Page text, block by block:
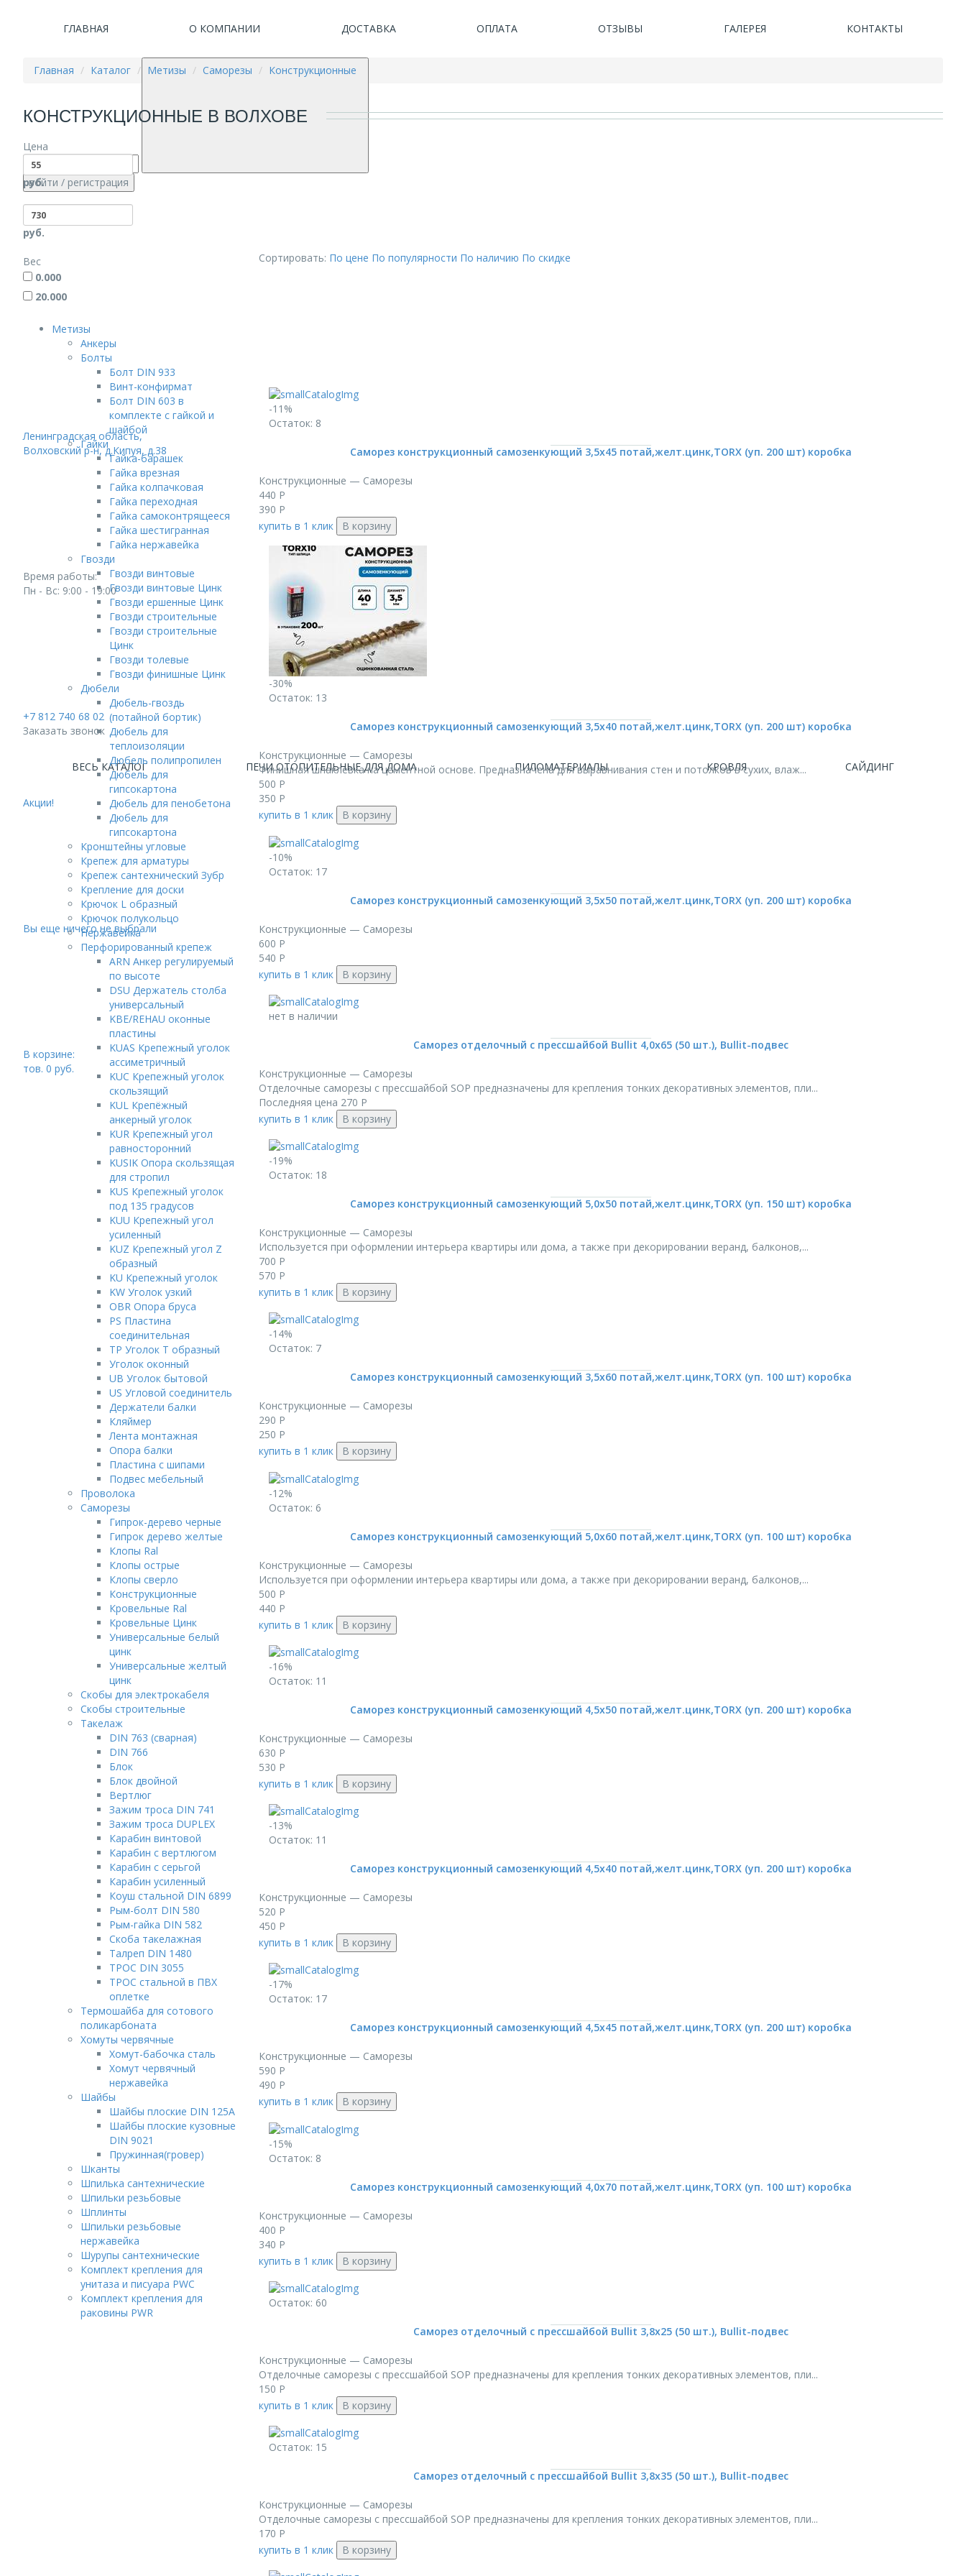
ГЛАВНАЯ О КОМПАНИИ ДОСТАВКА ОПЛАТА ОТЗЫВЫ ГАЛЕРЕЯ КОНТАКТЫ
войти / регистрация
Ленинградская область,
Волховский р-н, д.Кипуя, д.38
Время работы:
Пн - Вс: 9:00 - 19:00
+7 812 740 68 02
Заказать звонок
ВЕСЬ КАТАЛОГ ПЕЧИ ОТОПИТЕЛЬНЫЕ ДЛЯ ДОМА ПИЛОМАТЕРИАЛЫ КРОВЛЯ САЙДИНГ
Акции!
Вы еще ничего не выбрали
В корзине:
тов. 0 руб.
Главная Каталог Метизы Саморезы Конструкционные
КОНСТРУКЦИОННЫЕ В ВОЛХОВЕ
Цена
руб.
руб.
Вес
0.000
20.000
Метизы
Анкеры
Болты
Болт DIN 933
Винт-конфирмат
Болт DIN 603 в
комплекте с гайкой и
шайбой
Гайки
Гайка-барашек
Гайка врезная
Гайка колпачковая
Гайка переходная
Гайка самоконтрящееся
Гайка шестигранная
Гайка нержавейка
Гвозди
Гвозди винтовые
Гвозди винтовые Цинк
Гвозди ершенные Цинк
Гвозди строительные
Гвозди строительные
Цинк
Гвозди толевые
Гвозди финишные Цинк
Дюбели
Дюбель-гвоздь
(потайной бортик)
Дюбель для
теплоизоляции
Дюбель полипропилен
Дюбель для
гипсокартона
Дюбель для пенобетона
Дюбель для
гипсокартона
Кронштейны угловые
Крепеж для арматуры
Крепеж сантехнический Зубр
Крепление для доски
Крючок L образный
Крючок полукольцо
Нержавейка
Перфорированный крепеж
ARN Анкер регулируемый
по высоте
DSU Держатель столба
универсальный
KBE/REHAU оконные
пластины
KUAS Крепежный уголок
ассиметричный
KUC Крепежный уголок
скользящий
KUL Крепёжный
анкерный уголок
KUR Крепежный угол
равносторонний
KUSIK Опора скользящая
для стропил
KUS Крепежный уголок
под 135 градусов
KUU Крепежный угол
усиленный
KUZ Крепежный угол Z
образный
KU Крепежный уголок
KW Уголок узкий
OBR Опора бруса
PS Пластина
соединительная
TP Уголок Т образный
Уголок оконный
UB Уголок бытовой
US Угловой соединитель
Держатели балки
Кляймер
Лента монтажная
Опора балки
Пластина с шипами
Подвес мебельный
Проволока
Саморезы
Гипрок-дерево черные
Гипрок дерево желтые
Клопы Ral
Клопы острые
Клопы сверло
Конструкционные
Кровельные Ral
Кровельные Цинк
Универсальные белый
цинк
Универсальные желтый
цинк
Скобы для электрокабеля
Скобы строительные
Такелаж
DIN 763 (сварная)
DIN 766
Блок
Блок двойной
Вертлюг
Зажим троса DIN 741
Зажим троса DUPLEX
Карабин винтовой
Карабин с вертлюгом
Карабин с серьгой
Карабин усиленный
Коуш стальной DIN 6899
Рым-болт DIN 580
Рым-гайка DIN 582
Скоба такелажная
Талреп DIN 1480
ТРОС DIN 3055
ТРОС стальной в ПВХ
оплетке
Термошайба для сотового
поликарбоната
Хомуты червячные
Хомут-бабочка cталь
Хомут червячный
нержавейка
Шайбы
Шайбы плоские DIN 125A
Шайбы плоские кузовные
DIN 9021
Пружинная(гровер)
Шканты
Шпилька сантехнические
Шпильки резьбовые
Шплинты
Шпильки резьбовые
нержавейка
Шурупы сантехнические
Комплект крепления для
унитаза и писуара PWC
Комплект крепления для
раковины PWR
Сортировать: По цене По популярности По наличию По скидке
-11%
Остаток: 8
Саморез конструкционный самозенкующий 3,5х45 потай,желт.цинк,TORX (уп. 200 шт) коробка
Конструкционные — Саморезы
440 Р
390 Р
купить в 1 клик
В корзину
-30%
Остаток: 13
Саморез конструкционный самозенкующий 3,5х40 потай,желт.цинк,TORX (уп. 200 шт) коробка
Конструкционные — Саморезы
Финишная шпаклевка на цементной основе. Предназначена для выравнивания стен и потолков в сухих, влаж...
500 Р
350 Р
купить в 1 клик
В корзину
-10%
Остаток: 17
Саморез конструкционный самозенкующий 3,5х50 потай,желт.цинк,TORX (уп. 200 шт) коробка
Конструкционные — Саморезы
600 Р
540 Р
купить в 1 клик
В корзину
нет в наличии
Саморез отделочный с прессшайбой Bullit 4,0х65 (50 шт.), Bullit-подвес
Конструкционные — Саморезы
Отделочные саморезы с прессшайбой SOP предназначены для крепления тонких декоративных элементов, пли...
Последняя цена 270 Р
купить в 1 клик
В корзину
-19%
Остаток: 18
Саморез конструкционный самозенкующий 5,0х50 потай,желт.цинк,TORX (уп. 150 шт) коробка
Конструкционные — Саморезы
Используется при оформлении интерьера квартиры или дома, а также при декорировании веранд, балконов,...
700 Р
570 Р
купить в 1 клик
В корзину
-14%
Остаток: 7
Саморез конструкционный самозенкующий 3,5х60 потай,желт.цинк,TORX (уп. 100 шт) коробка
Конструкционные — Саморезы
290 Р
250 Р
купить в 1 клик
В корзину
-12%
Остаток: 6
Саморез конструкционный самозенкующий 5,0х60 потай,желт.цинк,TORX (уп. 100 шт) коробка
Конструкционные — Саморезы
Используется при оформлении интерьера квартиры или дома, а также при декорировании веранд, балконов,...
500 Р
440 Р
купить в 1 клик
В корзину
-16%
Остаток: 11
Саморез конструкционный самозенкующий 4,5х50 потай,желт.цинк,TORX (уп. 200 шт) коробка
Конструкционные — Саморезы
630 Р
530 Р
купить в 1 клик
В корзину
-13%
Остаток: 11
Саморез конструкционный самозенкующий 4,5х40 потай,желт.цинк,TORX (уп. 200 шт) коробка
Конструкционные — Саморезы
520 Р
450 Р
купить в 1 клик
В корзину
-17%
Остаток: 17
Саморез конструкционный самозенкующий 4,5х45 потай,желт.цинк,TORX (уп. 200 шт) коробка
Конструкционные — Саморезы
590 Р
490 Р
купить в 1 клик
В корзину
-15%
Остаток: 8
Саморез конструкционный самозенкующий 4,0х70 потай,желт.цинк,TORX (уп. 100 шт) коробка
Конструкционные — Саморезы
400 Р
340 Р
купить в 1 клик
В корзину
Остаток: 60
Саморез отделочный с прессшайбой Bullit 3,8х25 (50 шт.), Bullit-подвес
Конструкционные — Саморезы
Отделочные саморезы с прессшайбой SOP предназначены для крепления тонких декоративных элементов, пли...
150 Р
купить в 1 клик
В корзину
Остаток: 15
Саморез отделочный с прессшайбой Bullit 3,8х35 (50 шт.), Bullit-подвес
Конструкционные — Саморезы
Отделочные саморезы с прессшайбой SOP предназначены для крепления тонких декоративных элементов, пли...
170 Р
купить в 1 клик
В корзину